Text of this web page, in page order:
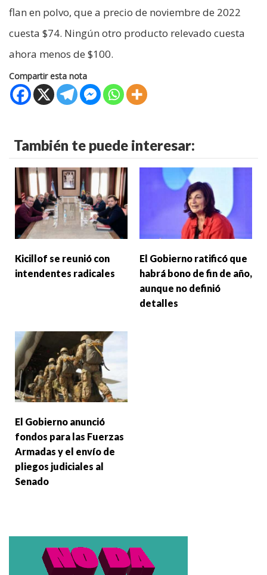
flan en polvo, que a precio de noviembre de 2022
cuesta $74. Ningún otro producto relevado cuesta
ahora menos de $100.
Compartir esta nota
También te puede interesar:
Kicillof se reunió con
intendentes radicales
El Gobierno ratificó que
habrá bono de fin de año,
aunque no definió
detalles
El Gobierno anunció
fondos para las Fuerzas
Armadas y el envío de
pliegos judiciales al
Senado